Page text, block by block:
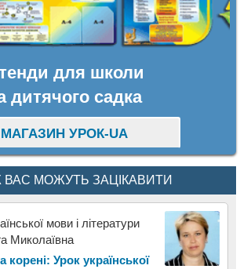
для школи
дитячого садка
МАГАЗИН УРОК-UA
ВАС МОЖУТЬ ЗАЦІКАВИТИ
мови і літератури
Миколаївна
Урок української